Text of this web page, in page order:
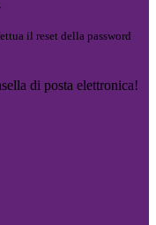
il reset della password
di posta elettronica!